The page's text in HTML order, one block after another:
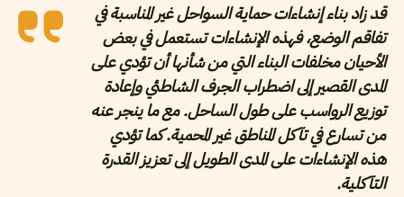
قد زاد بناء إنشاءات حماية السواحل غير المناسبة في
تفاقم الوضع، فهذه الإنشاءات تستعمل في بعض
الأحيان مخلفات البناء التي من شأنها أن تؤدي على
المدى القصير إلى اضطراب الجرف الشاطئي وإعادة
توزيع الرواسب على طول الساحل. مع ما ينجر عنه
من تسارع في تآكل المناطق غير المحمية. كما تؤدي
هذه الإنشاءات على المدى الطويل إلى تعزيز القدرة
التآكلية.